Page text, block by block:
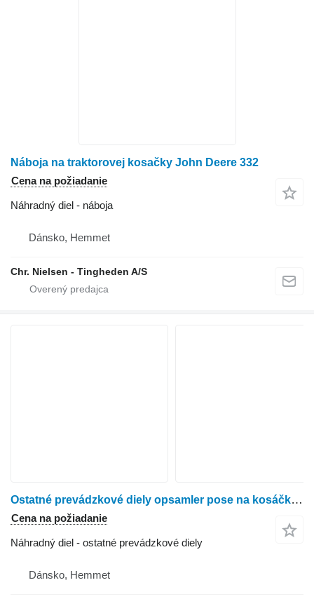
Náboja na traktorovej kosačky John Deere 332
Cena na požiadanie
Náhradný diel - náboja
Dánsko, Hemmet
Chr. Nielsen - Tingheden A/S
Ostatné prevádzkové diely opsamler pose na kosáčky na trávu John Deere JS63
Cena na požiadanie
Náhradný diel - ostatné prevádzkové diely
Dánsko, Hemmet